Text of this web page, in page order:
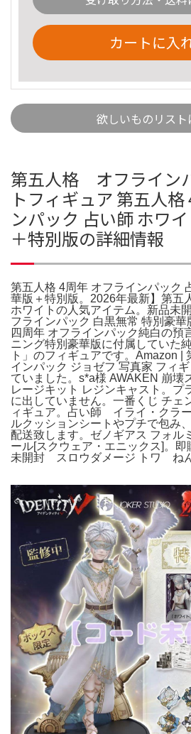
カートに入
欲しいものリスト
第五人格 オフライン
トフィギュア 第五人
ンパック 占い師 ホワ
＋特別版の詳細情報
第五人格 4周年 オフラインパック
華版＋特別版。2026年最新】第五
ホワイトの人気アイテム。新品未
フラインパック 白黒無常 特別豪
四周年 オフラインパック純白の預
ニング特別豪華版に付属していた
ト」のフィギュアです。Amazon |
インパック ジョゼフ 写真家 フィ
ていました。s*a様 AWAKEN 崩壊
レージキット レジンキャスト。プ
に出していません。一番くじ チェ
ィギュア。占い師 イライ・ク
ルクッションシートやプチで包み
配送致します。ゼノギアス フォル
ール[スクウェア・エニックス]。
未開封 スロウダメージ トワ ねん